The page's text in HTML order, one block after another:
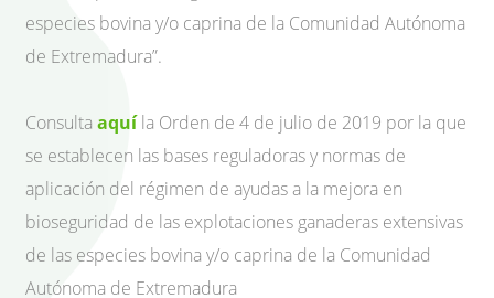
especies bovina y/o caprina de la Comunidad Autónoma
de Extremadura”.
Consulta aquíla Orden de 4 de julio de 2019 por la que
se establecen las bases reguladoras y normas de
aplicación del régimen de ayudas a la mejora en
bioseguridad de las explotaciones ganaderas extensivas
de las especies bovina y/o caprina de la Comunidad
Autónoma de Extremadura